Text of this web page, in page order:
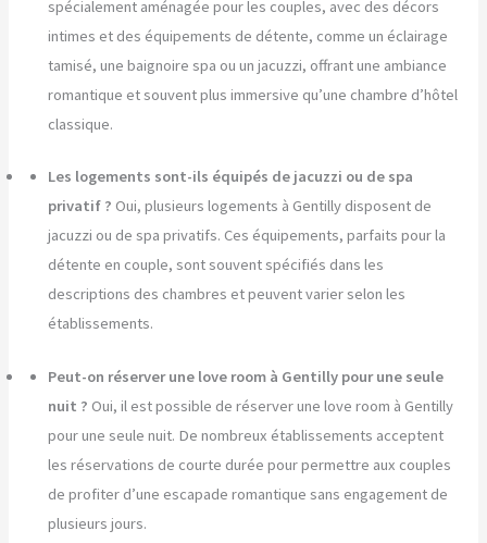
spécialement aménagée pour les couples, avec des décors
intimes et des équipements de détente, comme un éclairage
tamisé, une baignoire spa ou un jacuzzi, offrant une ambiance
romantique et souvent plus immersive qu’une chambre d’hôtel
classique.
Les logements sont-ils équipés de jacuzzi ou de spa
privatif ? Oui, plusieurs logements à Gentilly disposent de
jacuzzi ou de spa privatifs. Ces équipements, parfaits pour la
détente en couple, sont souvent spécifiés dans les
descriptions des chambres et peuvent varier selon les
établissements.
Peut-on réserver une love room à Gentilly pour une seule
nuit ? Oui, il est possible de réserver une love room à Gentilly
pour une seule nuit. De nombreux établissements acceptent
les réservations de courte durée pour permettre aux couples
de profiter d’une escapade romantique sans engagement de
plusieurs jours.